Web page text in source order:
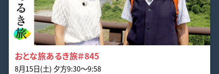
おとな旅あるき旅＃845
8月15日(土) 夕方9:30～9:58